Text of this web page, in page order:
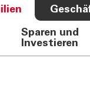
Sparen und
Investieren